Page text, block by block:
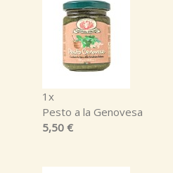
1x
Pesto a la Genovesa
5,50 €